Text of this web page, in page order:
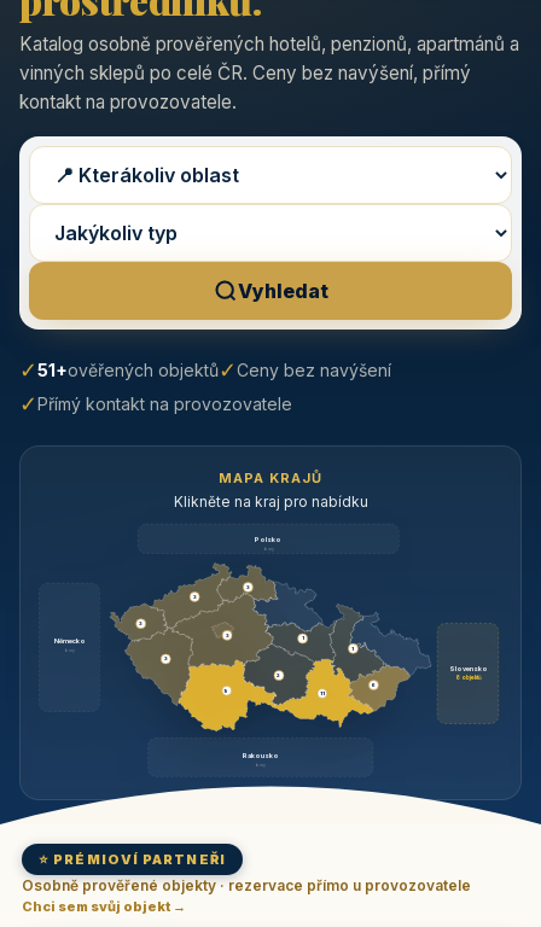
Katalog osobně prověřených hotelů, penzionů, apartmánů a
vinných sklepů po celé ČR. Ceny bez navýšení, přímý
kontakt na provozovatele.
Vyhledat
✓51+ověřených objektů✓Ceny bez navýšení
✓Přímý kontakt na provozovatele
MAPA KRAJŮ
Klikněte na kraj pro nabídku
Polsko
brzy
Německo
brzy
Slovensko
6 objektů
Rakousko
brzy
3
9
3
3
3
3
1
2
11
1
6
⭐ PRÉMIOVÍ PARTNEŘI
Osobně prověřené objekty · rezervace přímo u provozovatele
Chci sem svůj objekt →